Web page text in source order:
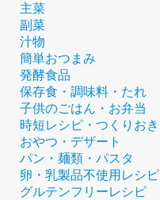
主菜
副菜
汁物
簡単おつまみ
発酵食品
保存食・調味料・たれ
子供のごはん・お弁当
時短レシピ・つくりおき
おやつ・デザート
パン・麺類・パスタ
卵・乳製品不使用レシピ
グルテンフリーレシピ